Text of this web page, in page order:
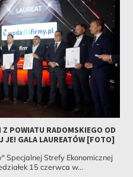
POWIATU RADOMSKIEGO OD
JE! GALA LAUREATÓW [FOTO]
Specjalnej Strefy Ekonomicznej
15 czerwca w...